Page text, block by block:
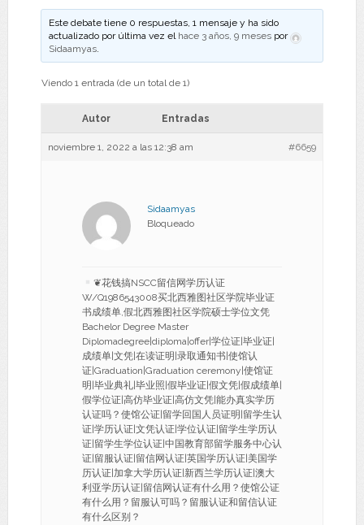
Este debate tiene 0 respuestas, 1 mensaje y ha sido
actualizado por última vez el hace 3 años, 9 meses por
Sidaamyas.
Viendo 1 entrada (de un total de 1)
Autor Entradas
noviembre 1, 2022 a las 12:38 am #6659
Sidaamyas
Bloqueado
❦花钱搞NSCC留信网学历认证
W/Q1986543008买北西雅图社区学院毕业证
书成绩单,假北西雅图社区学院硕士学位文凭
Bachelor Degree Master
Diplomadegree|diploma|offer|学位证|毕业证|
成绩单|文凭|在读证明|录取通知书|使馆认
证|Graduation|Graduation ceremony|使馆证
明|毕业典礼|毕业照|假毕业证|假文凭|假成绩单|
假学位证|高仿毕业证|高仿文凭|能办真实学历
认证吗？使馆公证|留学回国人员证明|留学生认
证|学历认证|文凭认证|学位认证|留学生学历认
证|留学生学位认证|中国教育部留学服务中心认
证|留服认证|留信网认证|英国学历认证|美国学
历认证|加拿大学历认证|新西兰学历认证|澳大
利亚学历认证|留信网认证有什么用？使馆公证
有什么用？留服认可吗？留服认证和留信认证
有什么区别？